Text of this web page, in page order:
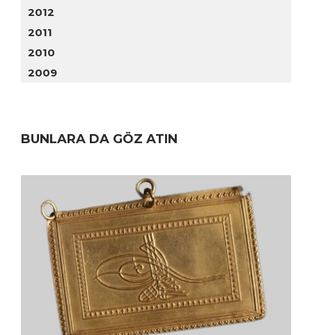
2012
2011
2010
2009
BUNLARA DA GÖZ ATIN